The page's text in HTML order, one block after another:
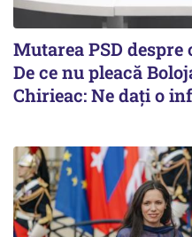
Mutarea PSD despre
De ce nu pleacă
Chirieac: Ne dați o